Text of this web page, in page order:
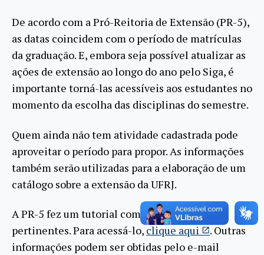
De acordo com a Pró-Reitoria de Extensão (PR-5),
as datas coincidem com o período de matrículas
da graduação. E, embora seja possível atualizar as
ações de extensão ao longo do ano pelo Siga, é
importante torná-las acessíveis aos estudantes no
momento da escolha das disciplinas do semestre.
Quem ainda não tem atividade cadastrada pode
aproveitar o período para propor. As informações
também serão utilizadas para a elaboração de um
catálogo sobre a extensão da UFRJ.
A PR-5 fez um tutorial com as orientações
pertinentes. Para acessá-lo, clique aqui
. Outras
informações podem ser obtidas pelo e-mail